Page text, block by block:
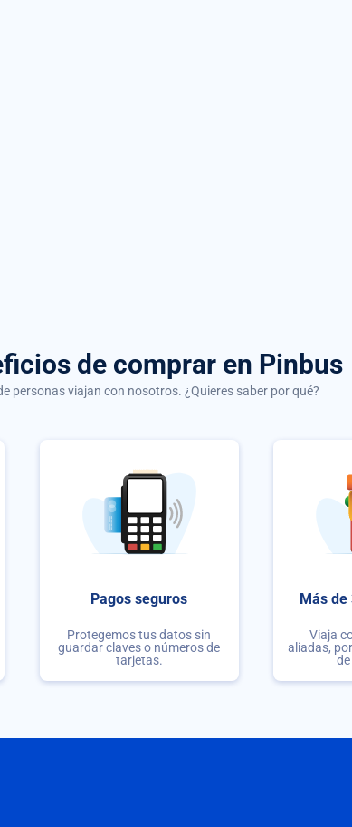
de comprar en Pinbus
personas viajan con nosotros. ¿Quieres saber por qué?
Pagos seguros
Protegemos tus datos sin
guardar claves o números de
tarjetas.
Más de
Viaja
aliadas,